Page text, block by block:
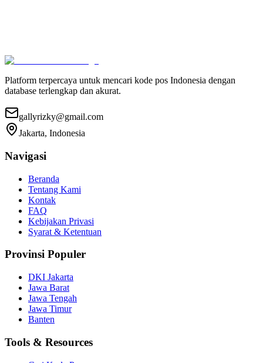
Platform terpercaya untuk mencari kode pos Indonesia dengan
database terlengkap dan akurat.
gallyrizky@gmail.com
Jakarta, Indonesia
Navigasi
Beranda
Tentang Kami
Kontak
FAQ
Kebijakan Privasi
Syarat & Ketentuan
Provinsi Populer
DKI Jakarta
Jawa Barat
Jawa Tengah
Jawa Timur
Banten
Tools & Resources